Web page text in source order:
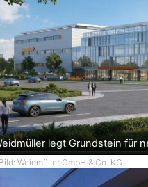
legt Grundstein für
Weidmüller GmbH & Co. KG